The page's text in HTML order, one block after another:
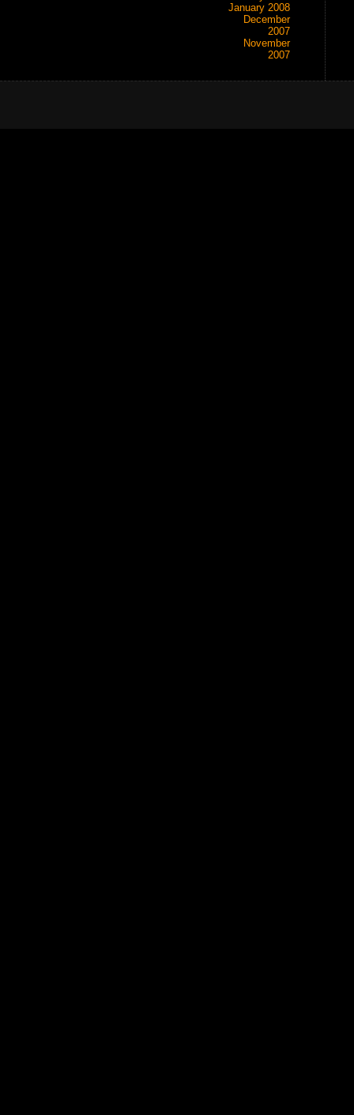
January 2008
December
2007
November
2007